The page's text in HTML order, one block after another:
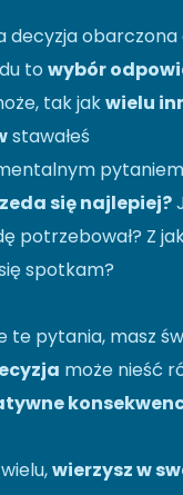
decyzja
to wybór
tak jakwielu
stawałeś
się najlepiej?
potrzebował? Z
spotkam?
te pytania, masz
może nieść
wierzysz w